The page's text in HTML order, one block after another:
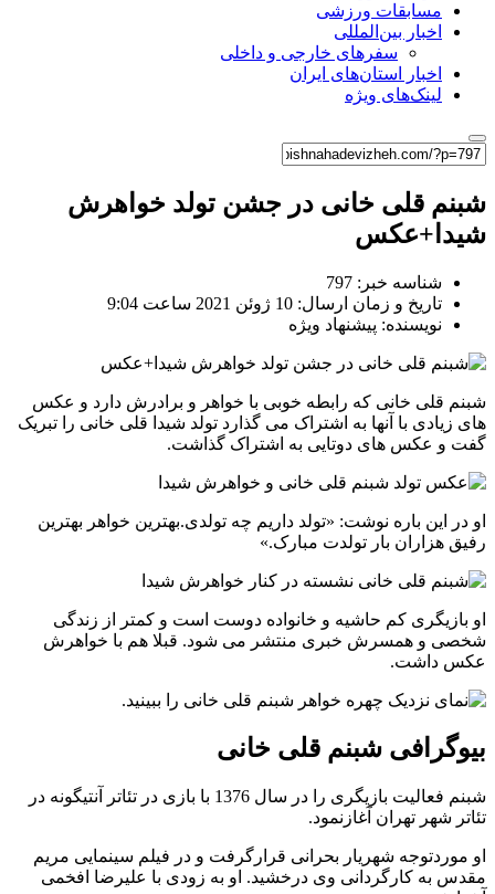
مسابقات ورزشی
اخبار بین‌المللی
سفرهای خارجی و داخلی
اخبار استان‌های ایران
لینک‌های ویژه
شبنم قلی خانی در جشن تولد خواهرش
شیدا+عکس
شناسه خبر: 797
تاریخ و زمان ارسال: 10 ژوئن 2021 ساعت 9:04
نویسنده: پیشنهاد ویژه
شبنم قلی خانی که رابطه خوبی با خواهر و برادرش دارد و عکس
های زیادی با آنها به اشتراک می گذارد تولد شیدا قلی خانی را تبریک
گفت و عکس های دوتایی به اشتراک گذاشت.
او در این باره نوشت: «تولد داریم چه تولدی.بهترین خواهر بهترین
رفیق هزاران بار تولدت مبارک.»
او بازیگری کم حاشیه و خانواده دوست است و کمتر از زندگی
شخصی و همسرش خبری منتشر می شود. قبلا هم با خواهرش
عکس داشت.
بیوگرافی شبنم قلی خانی
شبنم فعالیت بازیگری را در سال 1376 با بازی در تئاتر آنتیگونه در
تئاتر شهر تهران آغازنمود.
او موردتوجه شهریار بحرانی قرارگرفت و در فیلم سینمایی مریم
مقدس به کارگردانی وی درخشید. او به زودی با علیرضا افخمی